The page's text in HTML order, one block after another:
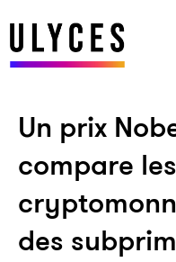
Un prix
compare les
des